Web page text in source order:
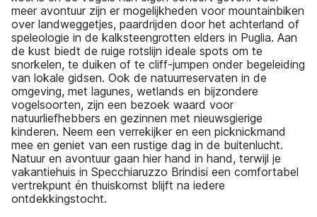
meer avontuur zijn er mogelijkheden voor mountainbiken
over landweggetjes, paardrijden door het achterland of
speleologie in de kalksteengrotten elders in Puglia. Aan
de kust biedt de ruige rotslijn ideale spots om te
snorkelen, te duiken of te cliff-jumpen onder begeleiding
van lokale gidsen. Ook de natuurreservaten in de
omgeving, met lagunes, wetlands en bijzondere
vogelsoorten, zijn een bezoek waard voor
natuurliefhebbers en gezinnen met nieuwsgierige
kinderen. Neem een verrekijker en een picknickmand
mee en geniet van een rustige dag in de buitenlucht.
Natuur en avontuur gaan hier hand in hand, terwijl je
vakantiehuis in Specchiaruzzo Brindisi een comfortabel
vertrekpunt én thuiskomst blijft na iedere
ontdekkingstocht.